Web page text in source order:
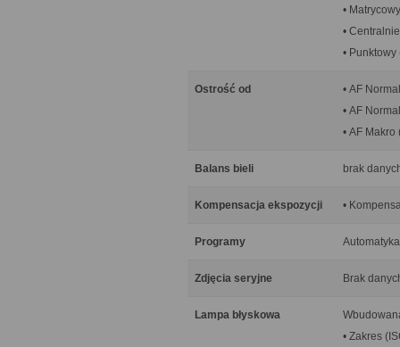
•
•
•
Ostrość od
• AF
• AF
• AF
Balans bieli brak
Kompensacja ekspozycji •
Programy
Zdjęcia seryjne Brak
Lampa błyskowa
• Zakres